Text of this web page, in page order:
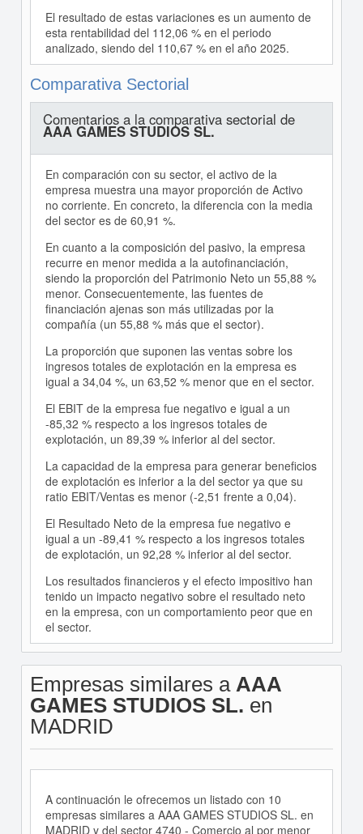
El resultado de estas variaciones es un aumento de
esta rentabilidad del 112,06 % en el periodo
analizado, siendo del 110,67 % en el año 2025.
Comparativa Sectorial
Comentarios a la comparativa sectorial de
AAA GAMES STUDIOS SL.
En comparación con su sector, el activo de la
empresa muestra una mayor proporción de Activo
no corriente. En concreto, la diferencia con la media
del sector es de 60,91 %.
En cuanto a la composición del pasivo, la empresa
recurre en menor medida a la autofinanciación,
siendo la proporción del Patrimonio Neto un 55,88 %
menor. Consecuentemente, las fuentes de
financiación ajenas son más utilizadas por la
compañía (un 55,88 % más que el sector).
La proporción que suponen las ventas sobre los
ingresos totales de explotación en la empresa es
igual a 34,04 %, un 63,52 % menor que en el sector.
El EBIT de la empresa fue negativo e igual a un
-85,32 % respecto a los ingresos totales de
explotación, un 89,39 % inferior al del sector.
La capacidad de la empresa para generar beneficios
de explotación es inferior a la del sector ya que su
ratio EBIT/Ventas es menor (-2,51 frente a 0,04).
El Resultado Neto de la empresa fue negativo e
igual a un -89,41 % respecto a los ingresos totales
de explotación, un 92,28 % inferior al del sector.
Los resultados financieros y el efecto impositivo han
tenido un impacto negativo sobre el resultado neto
en la empresa, con un comportamiento peor que en
el sector.
Empresas similares a AAA
GAMES STUDIOS SL. en
MADRID
A continuación le ofrecemos un listado con 10
empresas similares a AAA GAMES STUDIOS SL. en
MADRID y del sector 4740 - Comercio al por menor